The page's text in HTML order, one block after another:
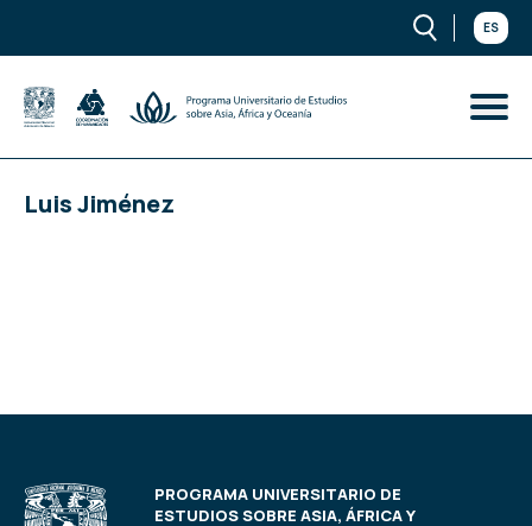
ES
Luis Jiménez
PROGRAMA UNIVERSITARIO DE
ESTUDIOS SOBRE ASIA, ÁFRICA Y